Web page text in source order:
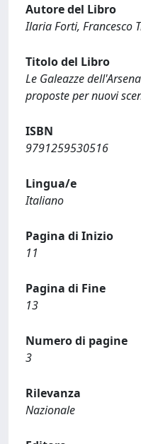
Autore del Libro
Ilaria Forti, Francesco
Titolo del Libro
Le Galeazze
proposte per nuovi
ISBN
9791259530516
Lingua/e
Italiano
Pagina di Inizio
11
Pagina di Fine
13
Numero di pagine
3
Rilevanza
Nazionale